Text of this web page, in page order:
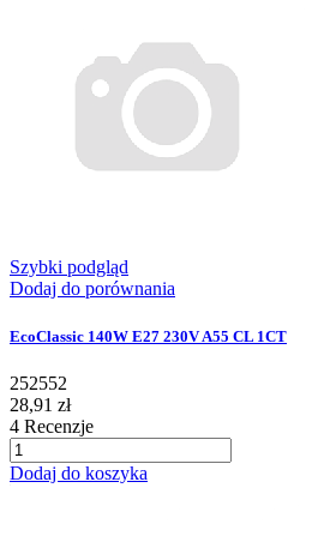
Szybki podgląd
Dodaj do porównania
EcoClassic 140W E27 230V A55 CL 1CT
252552
28,91 zł
4 Recenzje
Dodaj do koszyka